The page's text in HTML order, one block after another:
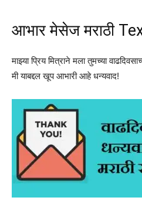
आभार मेसेज मराठी
माझ्या प्रिय मित्राने मला तुमच्या
मी याबद्दल खूप आभारी आहे धन्यवाद!